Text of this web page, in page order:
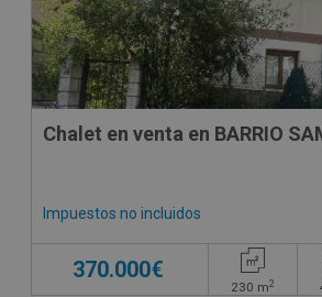
Chalet en venta en BARRIO
Impuestos no incluidos
370.000€
230 m2